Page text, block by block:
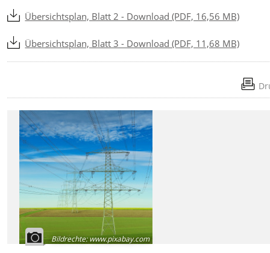
Übersichtsplan, Blatt 2 - Download (PDF, 16,56 MB)
Übersichtsplan, Blatt 3 - Download (PDF, 11,68 MB)
Bildrechte:www.pixabay.com